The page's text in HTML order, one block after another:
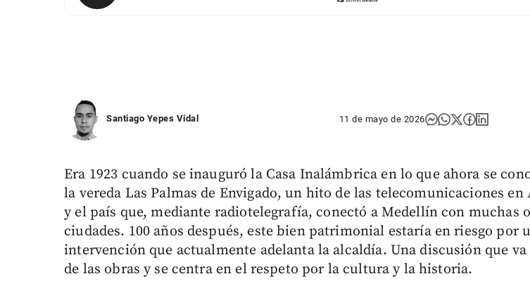
Santiago Yepes Vidal 11 de mayo de 2026
Era 1923 cuando se inauguró la Casa Inalámbrica en lo que ahora se
la vereda Las Palmas de Envigado, un hito de las telecomunicaciones
y el país que, mediante radiotelegrafía, conectó a Medellín con muchas
ciudades. 100 años después, este bien patrimonial estaría en riesgo por
intervención que actualmente adelanta la alcaldía. Una discusión que va
de las obras y se centra en el respeto por la cultura y la historia.